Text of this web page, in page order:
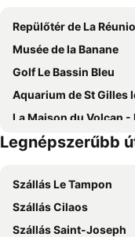
Repülőtér de La Réunion
Musée de la Banane
Golf Le Bassin Bleu
Aquarium de St Gilles les
La Maison du Volcan - Museum de La
Black sand beach
Legnépszerűbb
Szállás Le Tampon
Szállás Cilaos
Szállás Saint-Joseph